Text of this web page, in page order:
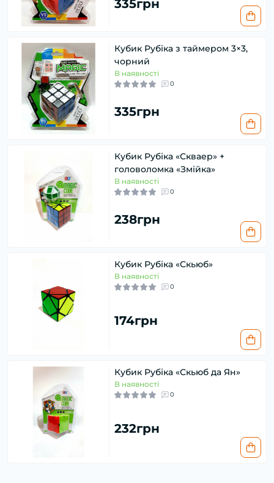
335грн
Кубик Рубіка з таймером 3×3,
чорний
В наявності
0
335грн
Кубик Рубіка «Скваер» +
головоломка «Змійка»
В наявності
0
238грн
Кубик Рубіка «Скьюб»
В наявності
0
174грн
Кубик Рубіка «Скьюб да Ян»
В наявності
0
232грн